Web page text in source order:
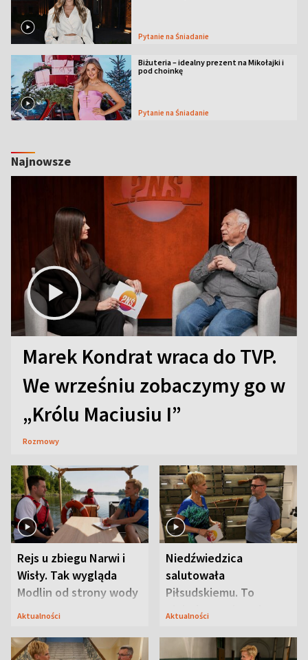
Pytanie na Śniadanie
Biżuteria – idealny prezent na Mikołajki i
pod choinkę
Pytanie na Śniadanie
Najnowsze
Marek Kondrat wraca do TVP.
We wrześniu zobaczymy go w
„Królu Maciusiu I”
Rozmowy
Rejs u zbiegu Narwi i
Wisły. Tak wygląda
Modlin od strony wody
Aktualności
Niedźwiedzica
salutowała
Piłsudskiemu. To
niejedyna tajemnica
Aktualności